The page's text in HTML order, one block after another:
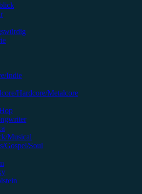
Indie
Hardcore/Metalcore
Musical
Gospel/Soul